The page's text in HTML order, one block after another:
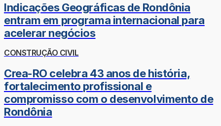
Indicações Geográficas de Rondônia
entram em programa internacional para
acelerar negócios
CONSTRUÇÃO CIVIL
Crea-RO celebra 43 anos de história,
fortalecimento profissional e
compromisso com o desenvolvimento de
Rondônia